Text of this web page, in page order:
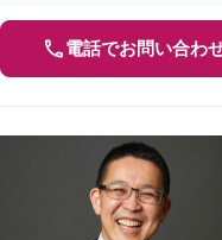
電話でお問い合わ